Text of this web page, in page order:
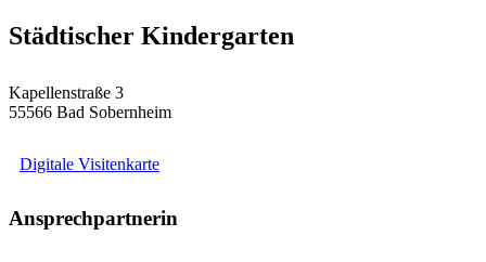
Städtischer Kindergarten
Kapellenstraße 3
55566 Bad Sobernheim
Digitale Visitenkarte
Ansprechpartnerin